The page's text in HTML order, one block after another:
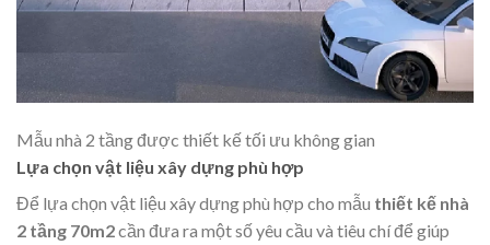
Mẫu nhà 2 tầng được thiết kế tối ưu không gian
Lựa chọn vật liệu xây dựng phù hợp
Để lựa chọn vật liệu xây dựng phù hợp cho mẫu thiết kế nhà
2 tầng 70m2cần đưa ra một số yêu cầu và tiêu chí để giúp